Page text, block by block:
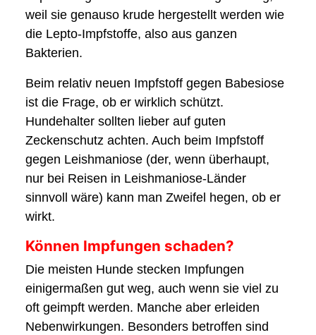
weil sie genauso krude hergestellt werden wie
die Lepto-Impfstoffe, also aus ganzen
Bakterien.
Beim relativ neuen Impfstoff gegen Babesiose
ist die Frage, ob er wirklich schützt.
Hundehalter sollten lieber auf guten
Zeckenschutz achten. Auch beim Impfstoff
gegen Leishmaniose (der, wenn überhaupt,
nur bei Reisen in Leishmaniose-Länder
sinnvoll wäre) kann man Zweifel hegen, ob er
wirkt.
Können Impfungen schaden?
Die meisten Hunde stecken Impfungen
einigermaßen gut weg, auch wenn sie viel zu
oft geimpft werden. Manche aber erleiden
Nebenwirkungen. Besonders betroffen sind